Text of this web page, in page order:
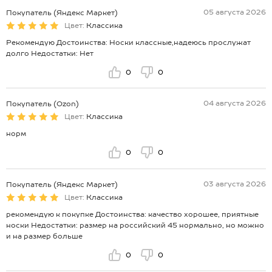
Покупатель (Яндекс Маркет)
05 августа 2026
Цвет: Классика
Рекомендую Достоинства: Носки классные,надеюсь прослужат
долго Недостатки: Нет
0 0
Покупатель (Ozon)
04 августа 2026
Цвет: Классика
норм
0 0
Покупатель (Яндекс Маркет)
03 августа 2026
Цвет: Классика
рекомендую к покупке Достоинства: качество хорошее, приятные
носки Недостатки: размер на российский 45 нормально, но можно
и на размер больше
0 0